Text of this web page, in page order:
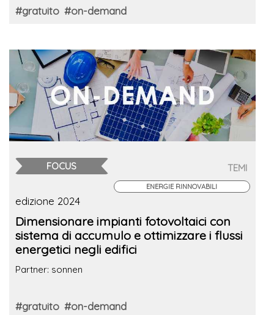
#gratuito #on-demand
FOCUS TEMI
ENERGIE RINNOVABILI
edizione 2024
Dimensionare impianti fotovoltaici con
sistema di accumulo e ottimizzare i flussi
energetici negli edifici
Partner: sonnen
#gratuito #on-demand